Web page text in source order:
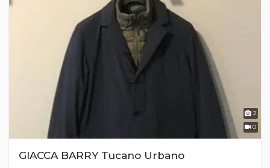
2
0
GIACCA BARRY Tucano Urbano